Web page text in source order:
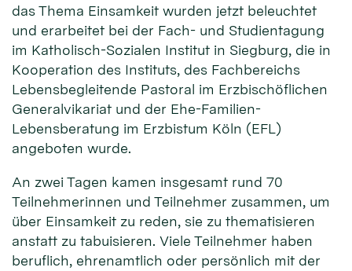
das Thema Einsamkeit wurden jetzt beleuchtet
und erarbeitet bei der Fach- und Studientagung
im Katholisch-Sozialen Institut in Siegburg, die in
Kooperation des Instituts, des Fachbereichs
Lebensbegleitende Pastoral im Erzbischöflichen
Generalvikariat und der Ehe-Familien-
Lebensberatung im Erzbistum Köln (EFL)
angeboten wurde.
An zwei Tagen kamen insgesamt rund 70
Teilnehmerinnen und Teilnehmer zusammen, um
über Einsamkeit zu reden, sie zu thematisieren
anstatt zu tabuisieren. Viele Teilnehmer haben
beruflich, ehrenamtlich oder persönlich mit der